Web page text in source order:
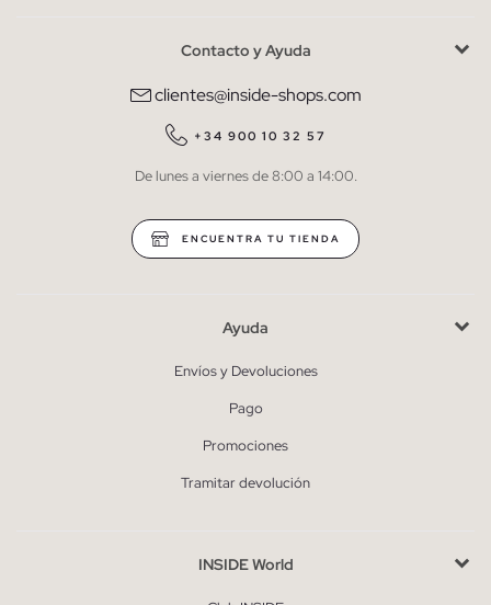
He leído y entiendo lapolítica de privacidad
QUIERO SUSCRIBIRME
* Puedes cancelar la suscripción en cualquier momento.
Contacto y Ayuda
clientes@inside-shops.com
+34 900 10 32 57
De lunes a viernes de 8:00 a 14:00.
ENCUENTRA TU TIENDA
Ayuda
Envíos y Devoluciones
Pago
Promociones
Tramitar devolución
INSIDE World